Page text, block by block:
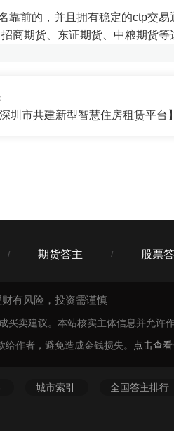
前的，并且拥有稳定的ctp交易
商期货、东证期货、中粮期货等
帮忙推荐下~
深圳市共建新型智慧住房租赁平台】
/ 期货答主 / 股票
财有风险，投资需谨慎
卖建议。本站核实主体信息并允许
作者，避免造成金钱损失。
点击查
城市索引 全国答主排行